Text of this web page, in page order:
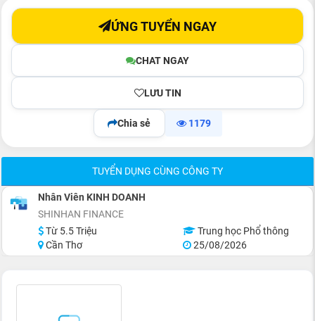
CHAT NGAY
LƯU TIN
ỨNG TUYỂN NGAY
Chia sẻ 1179
TUYỂN DỤNG CÙNG CÔNG TY
Nhân Viên KINH DOANH
SHINHAN FINANCE
Từ 5.5 Triệu
Trung học Phổ thông
Cần Thơ
25/08/2026